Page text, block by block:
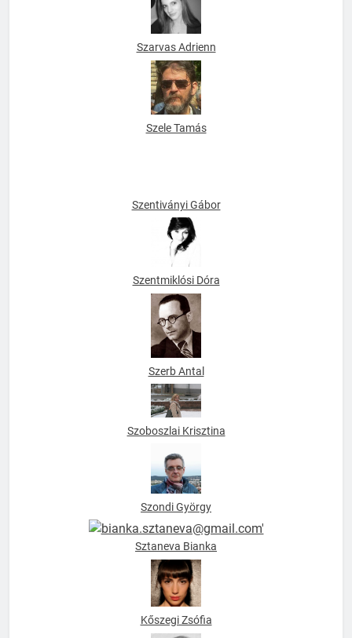
Szarvas Adrienn
Szentmiklósi Dóra
Szerb Antal
Szoboszlai Krisztina
Szondi György
Sztaneva Bianka
Kőszegi Zsófia